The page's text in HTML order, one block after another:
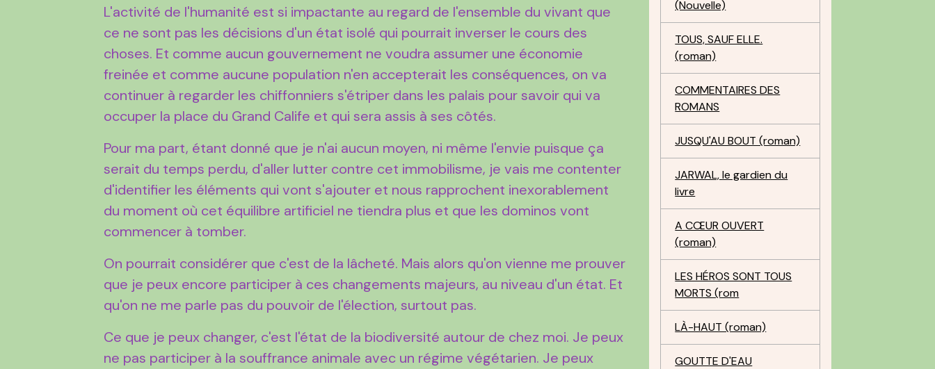
L'activité de l'humanité est si impactante au regard de l'ensemble du vivant que
ce ne sont pas les décisions d'un état isolé qui pourrait inverser le cours des
choses. Et comme aucun gouvernement ne voudra assumer une économie
freinée et comme aucune population n'en accepterait les conséquences, on va
continuer à regarder les chiffonniers s'étriper dans les palais pour savoir qui va
occuper la place du Grand Calife et qui sera assis à ses côtés.
Pour ma part, étant donné que je n'ai aucun moyen, ni même l'envie puisque ça
serait du temps perdu, d'aller lutter contre cet immobilisme, je vais me contenter
d'identifier les éléments qui vont s'ajouter et nous rapprochent inexorablement
du moment où cet équilibre artificiel ne tiendra plus et que les dominos vont
commencer à tomber.
On pourrait considérer que c'est de la lâcheté. Mais alors qu'on vienne me prouver
que je peux encore participer à ces changements majeurs, au niveau d'un état. Et
qu'on ne me parle pas du pouvoir de l'élection, surtout pas.
Ce que je peux changer, c'est l'état de la biodiversité autour de chez moi. Je peux
ne pas participer à la souffrance animale avec un régime végétarien. Je peux
(Nouvelle)
TOUS, SAUF ELLE.
(roman)
COMMENTAIRES DES
ROMANS
JUSQU'AU BOUT (roman)
JARWAL, le gardien du
livre
A CŒUR OUVERT
(roman)
LES HÉROS SONT TOUS
MORTS (rom
LÀ-HAUT (roman)
GOUTTE D'EAU